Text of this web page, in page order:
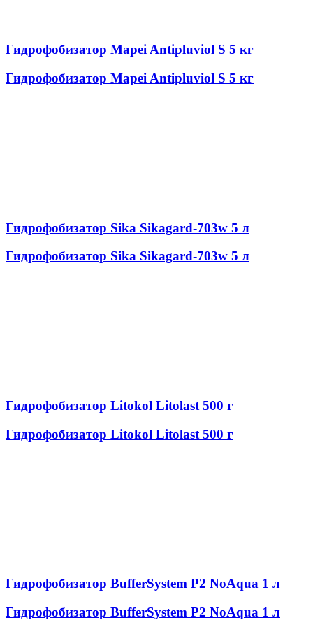
Гидрофобизатор Mapei Antipluviol S 5 кг
Гидрофобизатор Mapei Antipluviol S 5 кг
Гидрофобизатор Sika Sikagard-703w 5 л
Гидрофобизатор Sika Sikagard-703w 5 л
Гидрофобизатор Litokol Litolast 500 г
Гидрофобизатор Litokol Litolast 500 г
Гидрофобизатор BufferSystem P2 NoAqua 1 л
Гидрофобизатор BufferSystem P2 NoAqua 1 л